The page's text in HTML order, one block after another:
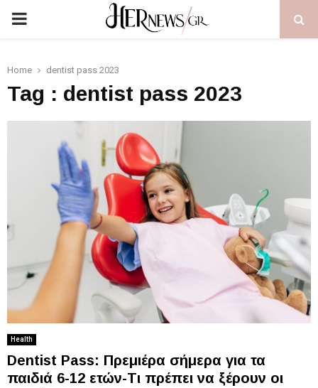
PRIMARY
Home dentist pass 2023
Tag : dentist pass 2023
Health
Dentist Pass: Πρεμιέρα σήμερα για τα
παιδιά 6-12 ετών-Τι πρέπει να ξέρουν οι